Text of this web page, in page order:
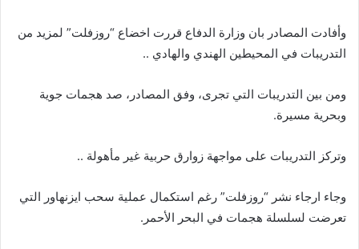
وأفادت المصادر بان وزارة الدفاع قررت اخضاع “روزفلت” لمزيد من
التدريبات في المحيطين الهندي والهادي ..
ومن بين التدريبات التي تجرى، وفق المصادر، صد هجمات جوية
وبحرية مسيرة.
وتركز التدريبات على مواجهة زوارق حربية غير مأهولة ..
وجاء ارجاء نشر “روزفلت” رغم استكمال عملية سحب ايزنهاور التي
تعرضت لسلسلة هجمات في البحر الأحمر.